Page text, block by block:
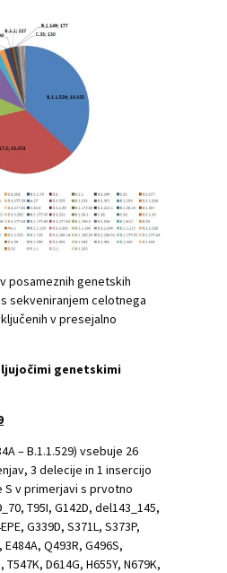
posameznih genetskih
sekveniranjem celotnega
v presejalno
genetskimi
– B.1.1.529) vsebuje 26
3 delecije in 1 insercijo
S v primerjavi s prvotno
T95I, G142D, del143_145,
G339D, S371L, S373P,
E484A, Q493R, G496S,
T547K, D614G, H655Y, N679K,